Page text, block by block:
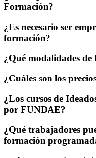
Formación?
¿Es necesario ser
formación?
¿Qué modalidades
¿Cuáles son los
¿Los cursos de
por FUNDAE?
¿Qué trabajadores
formación